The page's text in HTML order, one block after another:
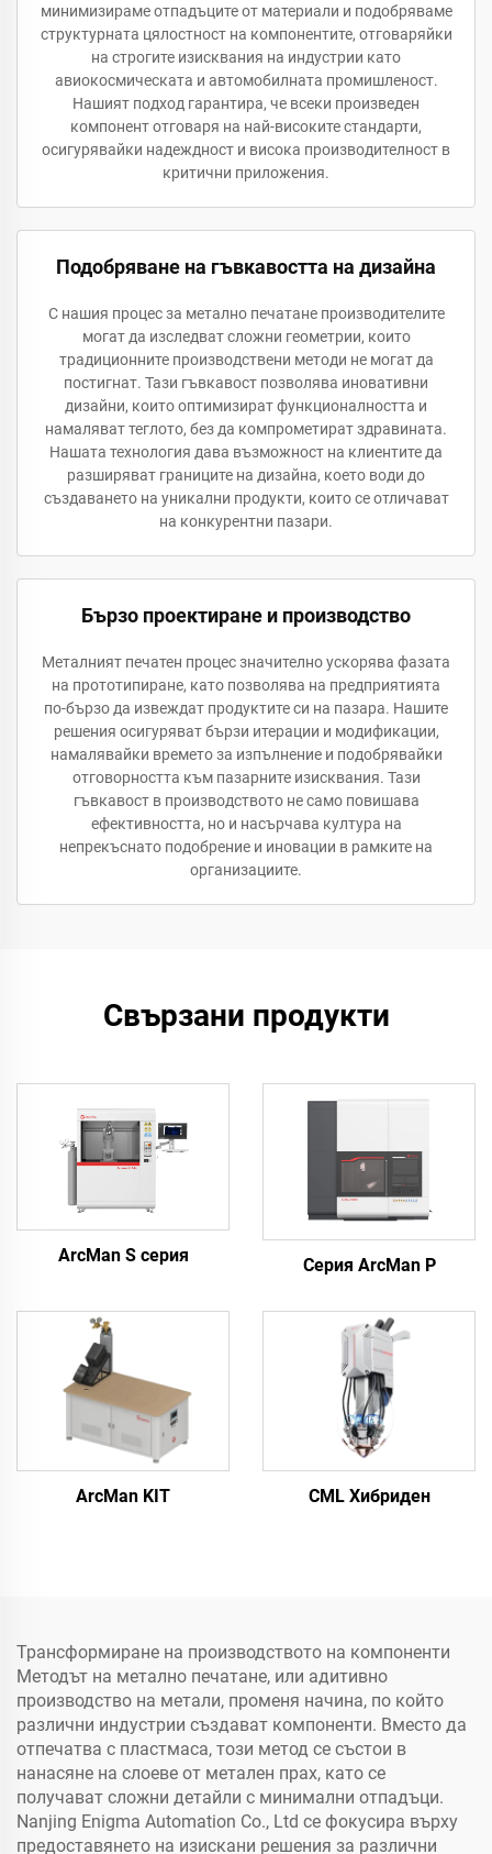
минимизираме отпадъците от материали и подобряваме
структурната цялостност на компонентите, отговаряйки
на строгите изисквания на индустрии като
авиокосмическата и автомобилната промишленост.
Нашият подход гарантира, че всеки произведен
компонент отговаря на най-високите стандарти,
осигурявайки надеждност и висока производителност в
критични приложения.
Подобряване на гъвкавостта на дизайна
С нашия процес за метално печатане производителите
могат да изследват сложни геометрии, които
традиционните производствени методи не могат да
постигнат. Тази гъвкавост позволява иновативни
дизайни, които оптимизират функционалността и
намаляват теглото, без да компрометират здравината.
Нашата технология дава възможност на клиентите да
разширяват границите на дизайна, което води до
създаването на уникални продукти, които се отличават
на конкурентни пазари.
Бързо проектиране и производство
Металният печатен процес значително ускорява фазата
на прототипиране, като позволява на предприятията
по-бързо да извеждат продуктите си на пазара. Нашите
решения осигуряват бързи итерации и модификации,
намалявайки времето за изпълнение и подобрявайки
отговорността към пазарните изисквания. Тази
гъвкавост в производството не само повишава
ефективността, но и насърчава култура на
непрекъснато подобрение и иновации в рамките на
организациите.
Свързани продукти
ArcMan S серия Серия ArcMan P
ArcMan KIT CML Хибриден
Трансформиране на производството на компоненти
Методът на метално печатане, или адитивно
производство на метали, променя начина, по който
различни индустрии създават компоненти. Вместо да
отпечатва с пластмаса, този метод се състои в
нанасяне на слоеве от метален прах, като се
получават сложни детайли с минимални отпадъци.
Nanjing Enigma Automation Co., Ltd се фокусира върху
предоставянето на изискани решения за различни